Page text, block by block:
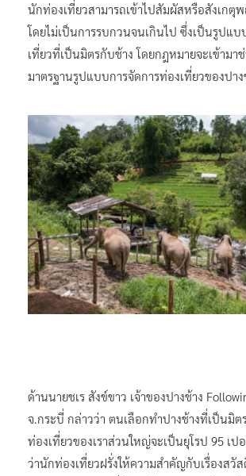
นักท่องเที่ยวสามารถเข้าไปสัมผัสหรือสังเกตุ
โดยไม่เป็นการรบกวนจนเกินไป ซึ่งเป็นรูปแบ
เที่ยวที่เป็นมิตรกับช้าง โดยกฎหมายจะเข้ามา
มาตรฐานรูปแบบการจัดการท่องเที่ยวของปาง
ด้านนายชเร สังข์ขาว เจ้าของปางช้าง
จ.กระบี่ กล่าวว่า ตนเลือกทำปางช้างที่เป็นมิต
ท่องเที่ยวของเราส่วนใหญ่จะเป็นยุโรป 95 เป
ว่านักท่องเที่ยวฝรั่งให้ความสำคัญกับเรื่องสวั